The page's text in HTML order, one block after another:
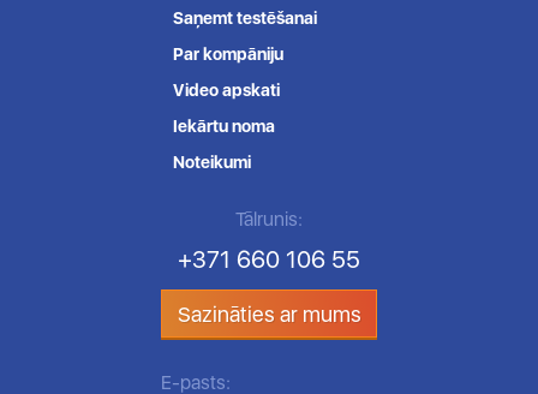
Saņemt testēšanai
Par kompāniju
Video apskati
Iekārtu noma
Noteikumi
Tālrunis:
+371 660 106 55
Sazināties ar mums
E-pasts: